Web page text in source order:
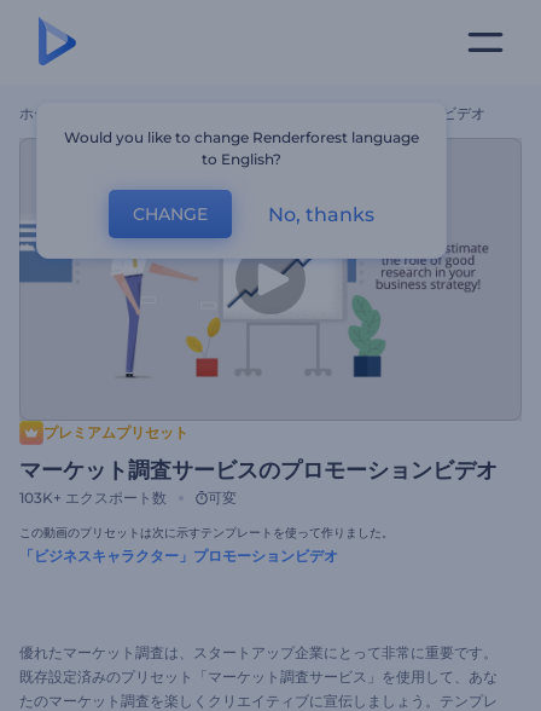
ホーム マーケット調査サービスのプロモーションビデオ
プレミアムプリセット
マーケット調査サービスのプロモーションビデオ
103K+ エクスポート数 可変
この動画のプリセットは次に示すテンプレートを使って作りました。
「ビジネスキャラクター」プロモーションビデオ
優れたマーケット調査は、スタートアップ企業にとって非常に重要です。
既存設定済みのプリセット「マーケット調査サービス」を使用して、あな
たのマーケット調査を楽しくクリエイティブに宣伝しましょう。テンプレ
Would you like to change Renderforest language
to English?
CHANGE No, thanks